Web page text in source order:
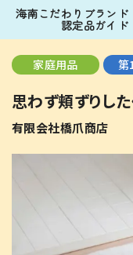
海南こだわりブランド
認定品ガイド
認定品
お知らせ
お問い合わせ
家庭用品 第
思わず頬ずりし
有限会社橋爪商店